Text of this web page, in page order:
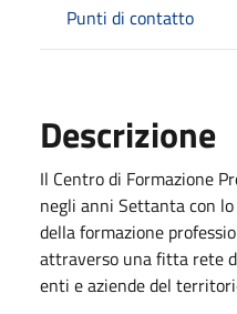
Punti di contatto
Descrizione
Il Centro di Formazione
negli anni Settanta con
della formazione
attraverso una fitta rete
enti e aziende del